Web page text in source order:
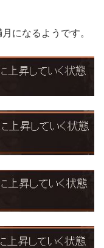
になるようです。